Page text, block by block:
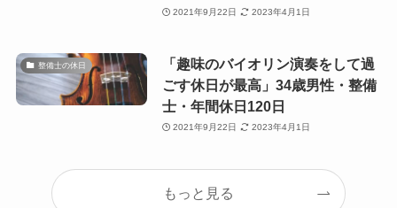
2021年9月22日 2023年4月1日
整備士の休日
「趣味のバイオリン演奏をして過
ごす休日が最高」34歳男性・整備
士・年間休日120日
2021年9月22日 2023年4月1日
もっと見る